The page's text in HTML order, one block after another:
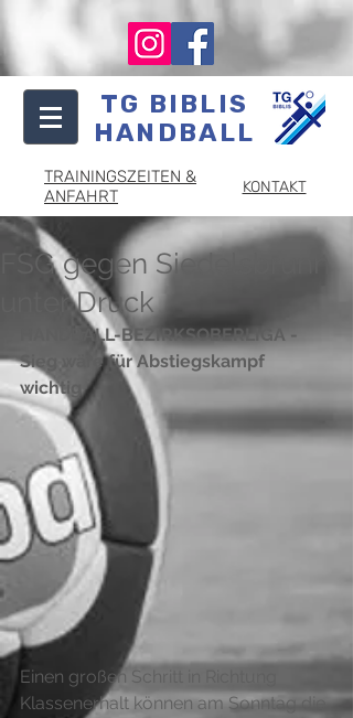
TG BIBLIS
HANDBALL
TRAININGSZEITEN &
ANFAHRT
KONTAKT
FSG gegen Siedelsbrunn
unter Druck
HANDBALL-BEZIRKSOBERLIGA -
Sieg wäre für Abstiegskampf
wichtig
Einen großen Schritt in Richtung
Klassenerhalt können am Sonntag die